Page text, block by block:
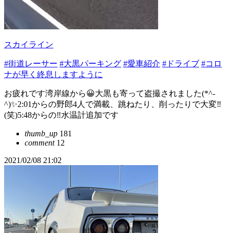
スカイライン
#街道レーサー #大黒パーキング #愛車紹介 #ドライブ #コロ
ナが早く終息しますように
お疲れです湾岸線から😀大黒も寄って盗撮されました(*^-
^)✨2:01からの野郎4人で満載、跳ねたり、削ったりで大変‼️
(笑)5:48からの‼️水温計追加です
thumb_up 181
comment12
2021/02/08 21:02